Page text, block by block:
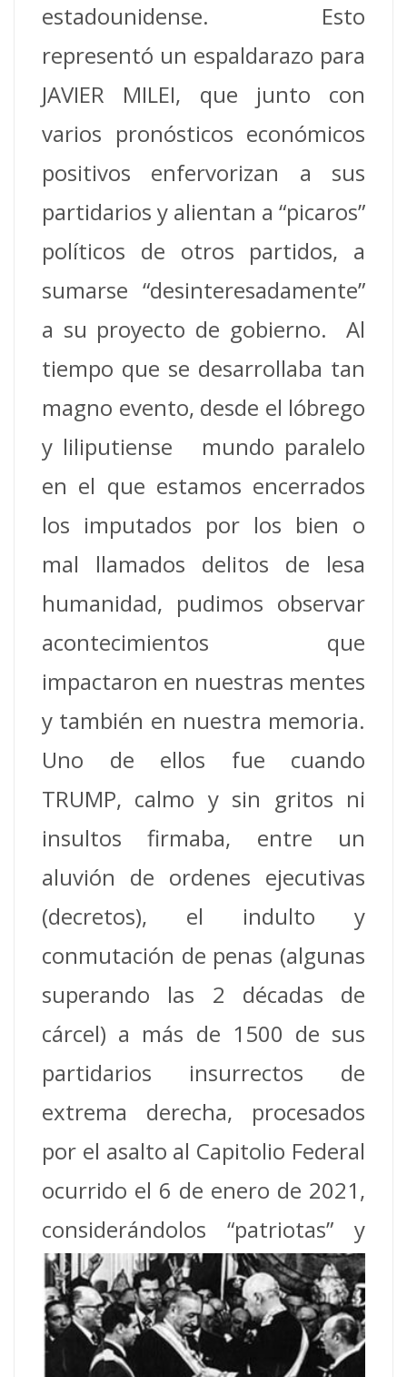
estadounidense. Esto
representó un espaldarazo para
JAVIER MILEI, que junto con
varios pronósticos económicos
positivos enfervorizan a sus
partidarios y alientan a “picaros”
políticos de otros partidos, a
sumarse “desinteresadamente”
a su proyecto de gobierno. Al
tiempo que se desarrollaba tan
magno evento, desde el lóbrego
y liliputiense mundo paralelo
en el que estamos encerrados
los imputados por los bien o
mal llamados delitos de lesa
humanidad, pudimos observar
acontecimientos que
impactaron en nuestras mentes
y también en nuestra memoria.
Uno de ellos fue cuando
TRUMP, calmo y sin gritos ni
insultos firmaba, entre un
aluvión de ordenes ejecutivas
(decretos), el indulto y
conmutación de penas (algunas
superando las 2 décadas de
cárcel) a más de 1500 de sus
partidarios insurrectos de
extrema derecha, procesados
por el asalto al Capitolio Federal
ocurrido el 6 de enero de 2021,
considerándolos “patriotas” y